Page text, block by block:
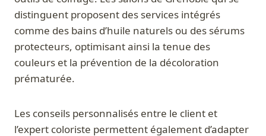
distinguent proposent des services intégrés
comme des bains d’huile naturels ou des sérums
protecteurs, optimisant ainsi la tenue des
couleurs et la prévention de la décoloration
prématurée.
Les conseils personnalisés entre le client et
l’expert coloriste permettent également d’adapter